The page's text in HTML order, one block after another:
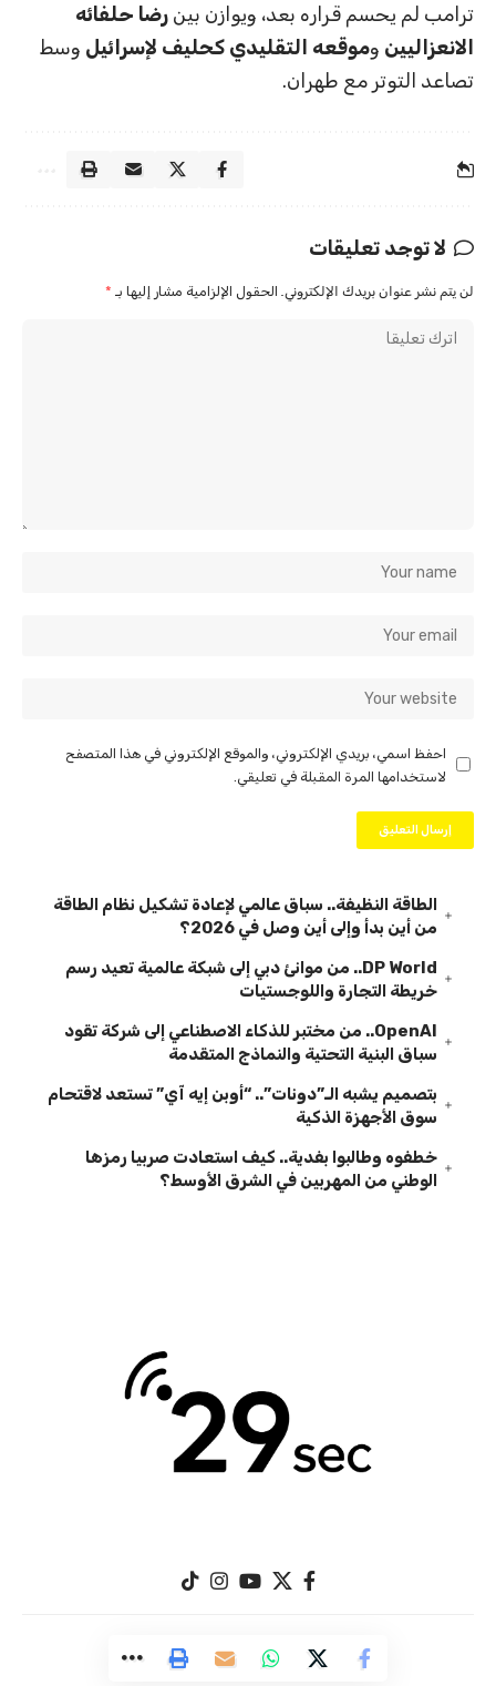
ترامب لم يحسم قراره بعد، ويوازن بين رضا حلفائه
الانعزاليين وموقعه التقليدي كحليف لإسرائيل وسط
تصاعد التوتر مع طهران.
لا توجد تعليقات
لن يتم نشر عنوان بريدك الإلكتروني. الحقول الإلزامية مشار إليها بـ *
احفظ اسمي، بريدي الإلكتروني، والموقع الإلكتروني في هذا المتصفح
لاستخدامها المرة المقبلة في تعليقي.
الطاقة النظيفة.. سباق عالمي لإعادة تشكيل نظام الطاقة
من أين بدأ وإلى أين وصل في 2026؟
DP World.. من موانئ دبي إلى شبكة عالمية تعيد رسم
خريطة التجارة واللوجستيات
OpenAI.. من مختبر للذكاء الاصطناعي إلى شركة تقود
سباق البنية التحتية والنماذج المتقدمة
بتصميم يشبه الـ”دونات”.. “أوبن إيه آي” تستعد لاقتحام
سوق الأجهزة الذكية
خطفوه وطالبوا بفدية.. كيف استعادت صربيا رمزها
الوطني من المهربين في الشرق الأوسط؟
Designed by
Great Image